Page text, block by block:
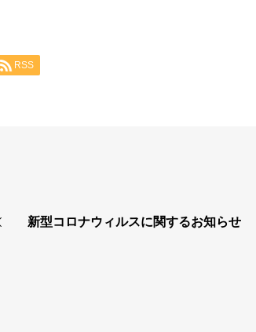
RSS
新型コロナウィルスに関するお知らせ